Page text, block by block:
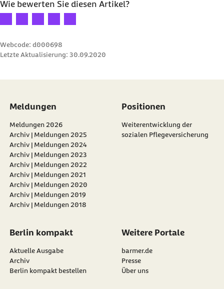
Wie bewerten Sie diesen Artikel?
Ihre Bewertung: 1 Stern
Ihre Bewertung: 2 Sterne
Ihre Bewertung: 3 Sterne
Ihre Bewertung: 4 Sterne
Ihre Bewertung: 5 Sterne
Webcode: d000698
Letzte Aktualisierung: 30.09.2020
Meldungen
Meldungen 2026
Archiv | Meldungen 2025
Archiv | Meldungen 2024
Archiv | Meldungen 2023
Archiv | Meldungen 2022
Archiv | Meldungen 2021
Archiv | Meldungen 2020
Archiv | Meldungen 2019
Archiv | Meldungen 2018
Positionen
Weiterentwicklung der
sozialen Pflegeversicherung
Berlin kompakt
Aktuelle Ausgabe
Archiv
Berlin kompakt bestellen
Weitere Portale
barmer.de
Presse
Über uns